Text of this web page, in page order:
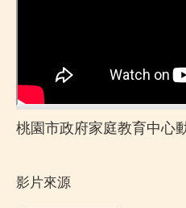
桃園市政府家庭教育中心
影片來源